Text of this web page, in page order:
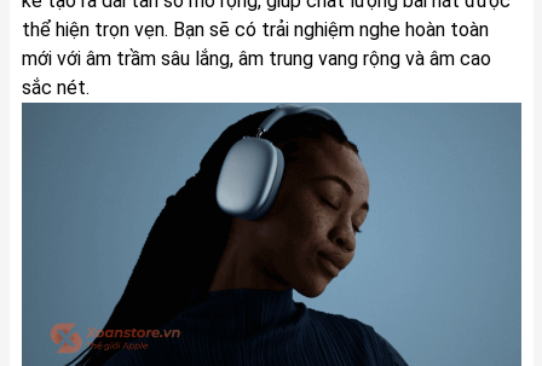
thể hiện trọn vẹn. Bạn sẽ có trải nghiệm nghe hoàn toàn
mới với âm trầm sâu lắng, âm trung vang rộng và âm cao
sắc nét.